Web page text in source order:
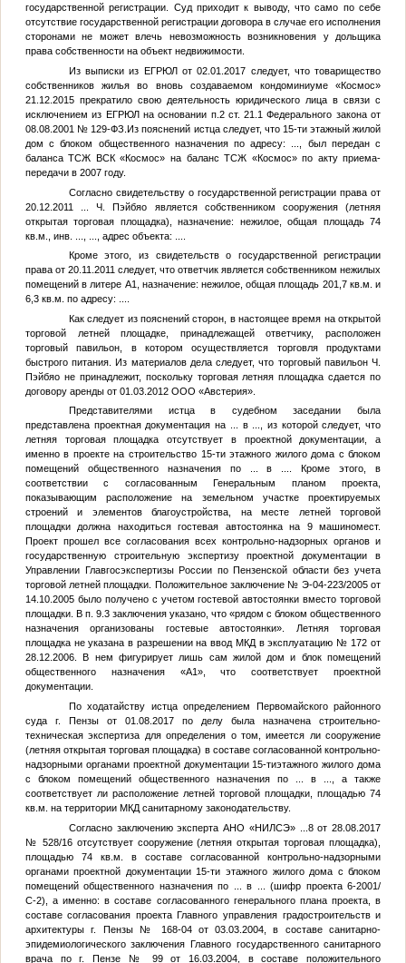
государственной регистрации. Суд приходит к выводу, что само по себе
отсутствие государственной регистрации договора в случае его исполнения
сторонами не может влечь невозможность возникновения у дольщика
права собственности на объект недвижимости.
Из выписки из ЕГРЮЛ от 02.01.2017 следует, что товарищество
собственников жилья во вновь создаваемом кондоминиуме «Космос»
21.12.2015 прекратило свою деятельность юридического лица в связи с
исключением из ЕГРЮЛ на основании п.2 ст. 21.1 Федерального закона от
08.08.2001 № 129-ФЗ.Из пояснений истца следует, что 15-ти этажный жилой
дом с блоком общественного назначения по адресу:
, был передан с
баланса ТСЖ ВСК «Космос» на баланс ТСЖ «Космос» по акту приема-
передачи в 2007 году.
Согласно свидетельству о государственной регистрации права от
20.12.2011
Ч. Пэйбяо является собственником сооружения (летняя
открытая торговая площадка), назначение: нежилое, общая площадь 74
кв.м., инв.
, адрес объекта:
Кроме этого, из свидетельств о государственной регистрации
права от 20.11.2011 следует, что ответчик является собственником нежилых
помещений в литере А1, назначение: нежилое, общая площадь 201,7 кв.м. и
6,3 кв.м. по адресу:
Как следует из пояснений сторон, в настоящее время на открытой
торговой летней площадке, принадлежащей ответчику, расположен
торговый павильон, в котором осуществляется торговля продуктами
быстрого питания. Из материалов дела следует, что торговый павильон Ч.
Пэйбяо не принадлежит, поскольку торговая летняя площадка сдается по
договору аренды от 01.03.2012 ООО «Австерия».
Представителями истца в судебном заседании была
представлена проектная документация на ... в ..., из которой следует, что
летняя торговая площадка отсутствует в проектной документации, а
именно в проекте на строительство 15-ти этажного жилого дома с блоком
помещений общественного назначения по
... в .... Кроме этого, в
соответствии с согласованным Генеральным планом проекта,
показывающим расположение на земельном участке проектируемых
строений и элементов благоустройства, на месте летней торговой
площадки должна находиться гостевая автостоянка на 9 машиномест.
Проект прошел все согласования всех контрольно-надзорных органов и
государственную строительную экспертизу проектной документации в
Управлении Главгосэкспертизы России по Пензенской области без учета
торговой летней площадки. Положительное заключение № Э-04-223/2005 от
14.10.2005 было получено с учетом гостевой автостоянки вместо торговой
площадки. В п. 9.3 заключения указано, что «рядом с блоком общественного
назначения организованы гостевые автостоянки». Летняя торговая
площадка не указана в разрешении на ввод МКД в эксплуатацию № 172 от
28.12.2006. В нем фигурирует лишь сам жилой дом и блок помещений
общественного назначения «А1», что соответствует проектной
документации.
По ходатайству истца определением Первомайского районного
суда г. Пензы от 01.08.2017 по делу была назначена строительно-
техническая экспертиза для определения о том, имеется ли сооружение
(летняя открытая торговая площадка) в составе согласованной контрольно-
надзорными органами проектной документации 15-тиэтажного жилого дома
с блоком помещений общественного назначения по
в
, а также
соответствует ли расположение летней торговой площадки, площадью 74
кв.м. на территории МКД санитарному законодательству.
Согласно заключению эксперта АНО «НИЛСЭ»
...8от 28.08.2017
№ 528/16 отсутствует сооружение (летняя открытая торговая площадка),
площадью 74 кв.м. в составе согласованной контрольно-надзорными
органами проектной документации 15-ти этажного жилого дома с блоком
помещений общественного назначения по
в
(шифр проекта 6-2001/
С-2), а именно: в составе согласованного генерального плана проекта, в
составе согласования проекта Главного управления градостроительств и
архитектуры г. Пензы № 168-04 от 03.03.2004, в составе санитарно-
эпидемиологического заключения Главного государственного санитарного
врача по г. Пензе № 99 от 16.03.2004, в составе положительного